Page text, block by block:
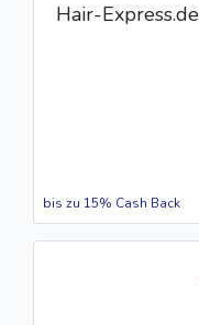
Hair-Express.de
bis zu 15% Cash Back